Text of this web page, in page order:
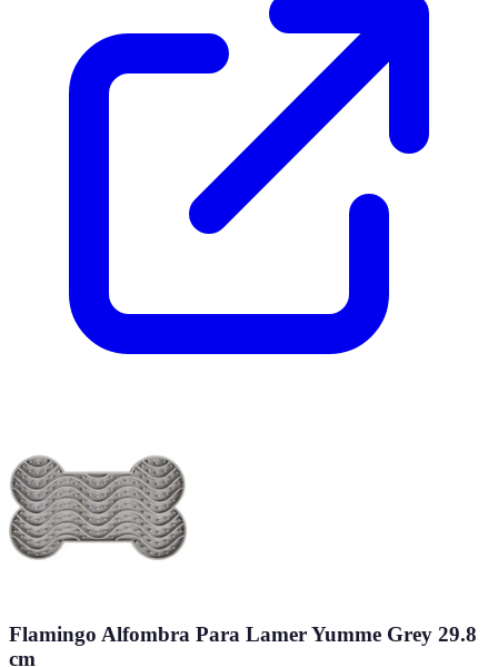
Flamingo Alfombra Para Lamer Yumme Grey 29.8
cm